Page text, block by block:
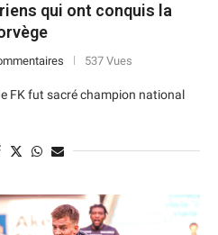
qui ont conquis la
537 Vues
FK fut sacré champion national